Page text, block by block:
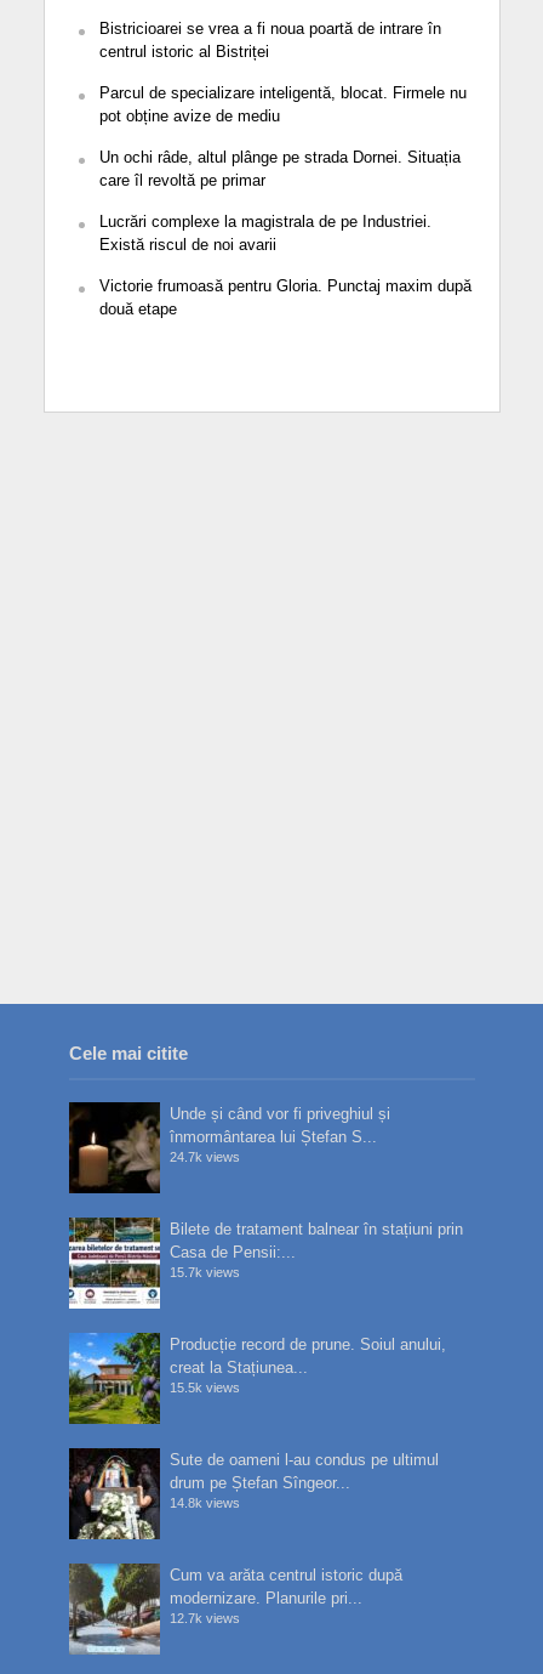
Bistricioarei se vrea a fi noua poartă de intrare în
centrul istoric al Bistriței
Parcul de specializare inteligentă, blocat. Firmele nu
pot obține avize de mediu
Un ochi râde, altul plânge pe strada Dornei. Situația
care îl revoltă pe primar
Lucrări complexe la magistrala de pe Industriei.
Există riscul de noi avarii
Victorie frumoasă pentru Gloria. Punctaj maxim după
două etape
Cele mai citite
Unde și când vor fi priveghiul și
înmormântarea lui Ștefan S...
24.7k views
Bilete de tratament balnear în stațiuni prin
Casa de Pensii:...
15.7k views
Producție record de prune. Soiul anului,
creat la Stațiunea...
15.5k views
Sute de oameni l-au condus pe ultimul
drum pe Ștefan Sîngeor...
14.8k views
Cum va arăta centrul istoric după
modernizare. Planurile pri...
12.7k views